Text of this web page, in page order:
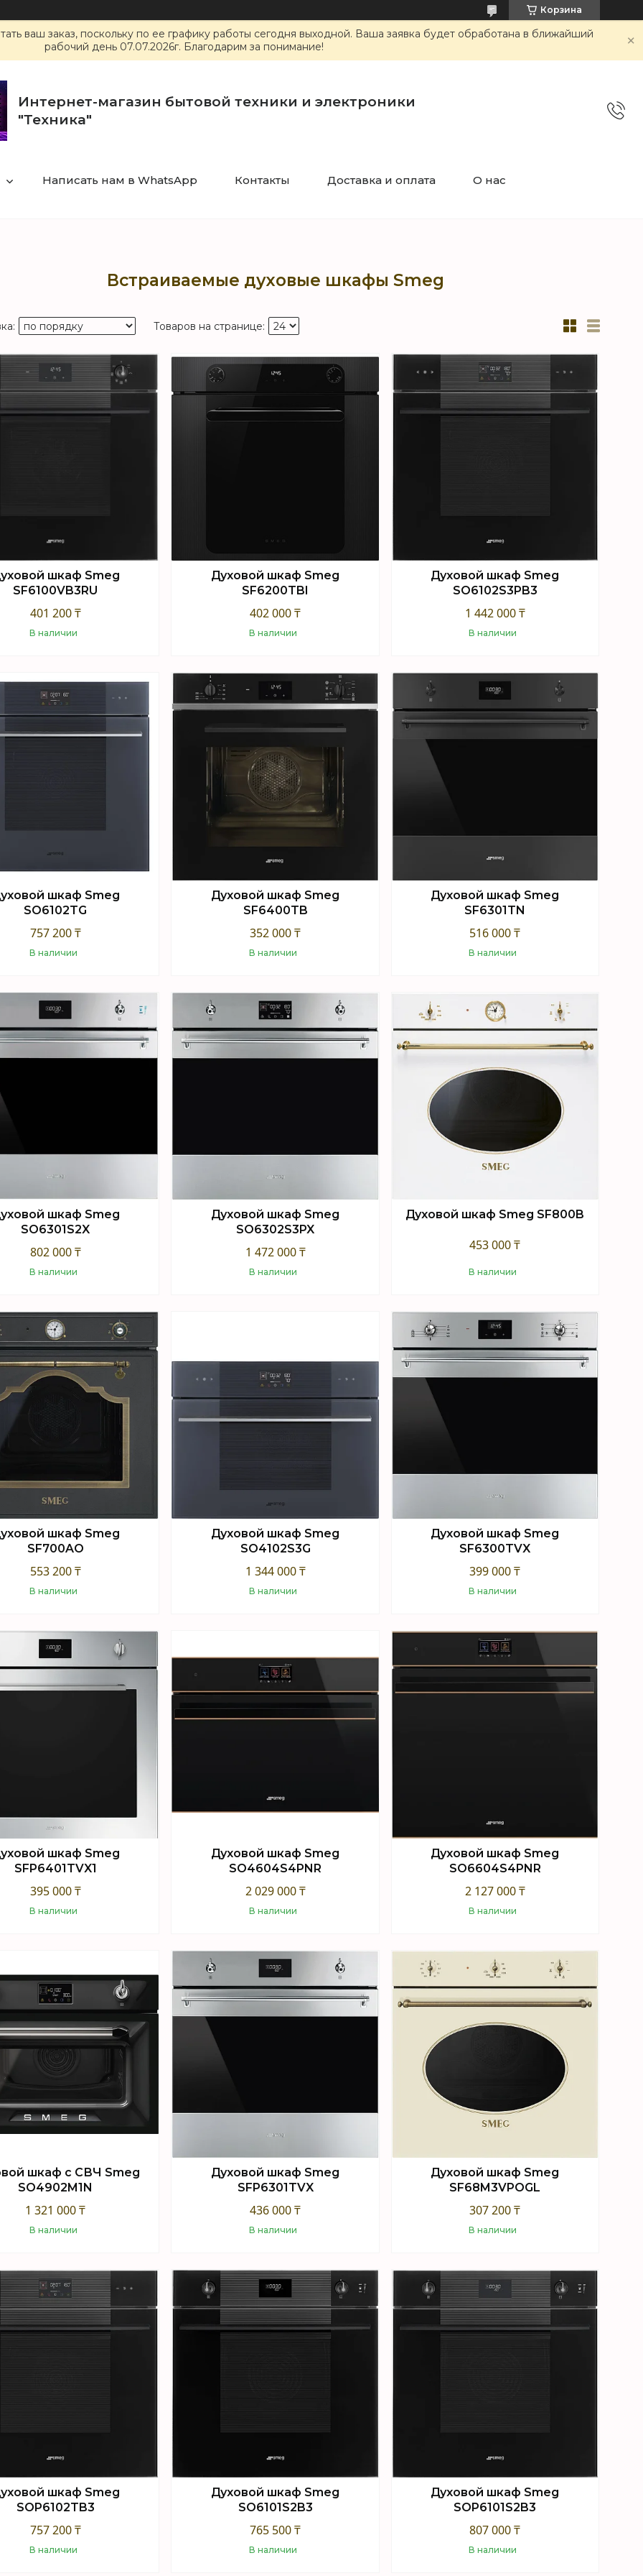
Корзина
ваш заказ, поскольку по ее графику работы сегодня выходной. Ваша заявка будет обработана в ближайший
рабочий день 07.07.2026г. Благодарим за понимание!
Интернет-магазин бытовой техники и электроники
"Техника"
Написать нам в WhatsApp Контакты Доставка и оплата О нас
Встраиваемые духовые шкафы Smeg
шкаф Smeg
SF6100VB3RU
401 200 ₸
В наличии
Духовой шкаф Smeg
SF6200TBI
402 000 ₸
В наличии
Купить
Духовой шкаф Smeg
SO6102S3PB3
1 442 000 ₸
В наличии
шкаф Smeg
SO6102TG
757 200 ₸
В наличии
Купить
Духовой шкаф Smeg
SF6400TB
352 000 ₸
В наличии
Купить
Духовой шкаф Smeg
SF6301TN
516 000 ₸
В наличии
Купить
шкаф Smeg
SO6301S2X
802 000 ₸
В наличии
Купить
Духовой шкаф Smeg
SO6302S3PX
1 472 000 ₸
В наличии
Духовой шкаф Smeg SF800B
453 000 ₸
В наличии
Купить
шкаф Smeg
SF700AO
553 200 ₸
В наличии
Купить
Духовой шкаф Smeg
SO4102S3G
1 344 000 ₸
В наличии
Духовой шкаф Smeg
SF6300TVX
399 000 ₸
В наличии
Купить
шкаф Smeg
SFP6401TVX1
395 000 ₸
В наличии
Духовой шкаф Smeg
SO4604S4PNR
2 029 000 ₸
В наличии
Купить
Духовой шкаф Smeg
SO6604S4PNR
2 127 000 ₸
В наличии
Купить
шкаф с СВЧ Smeg
SO4902M1N
1 321 000 ₸
В наличии
Купить
Духовой шкаф Smeg
SFP6301TVX
436 000 ₸
В наличии
Купить
Духовой шкаф Smeg
SF68M3VPOGL
307 200 ₸
В наличии
Купить
шкаф Smeg
SOP6102TB3
757 200 ₸
В наличии
Духовой шкаф Smeg
SO6101S2B3
765 500 ₸
В наличии
Духовой шкаф Smeg
SOP6101S2B3
807 000 ₸
В наличии